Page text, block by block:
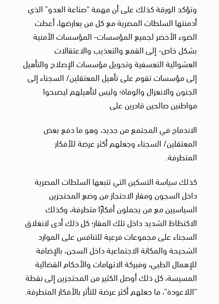
وتؤكد الورقة كذلك على أن مهمة “صناعة العدو” الذي
أدمنتها السلطات المصرية مع كل من يعارضها، أعطت
الضوء الأخضر لجميع المؤسسات- المؤسسات الأمنية
بشكل خاص- إلى القمع والتعذيب والاعتقالات
العشوائية التعسفية وتحويل مؤسسات الإصلاح والتأهيل
إلى مؤسسات تقوم على تأهيل المعتقلين/ السجناء إلى
الجنون والانعزال والوفاة؛ وليس لتأهيلهم ليصبحوا
مواطنين صالحين قادرين على
الاندماج في المجتمع من جديد، وهو ما دفع بعض
المعتقلين/ السجناء وجعلهم أكثر عرضة للأفكار
المتطرفة.
كذلك سياسة التسكين التي تتبعها السلطات المصرية
داخل السجون ومقار الاحتجاز من وضع المحتجزين
السياسيين مع من يحملون أفكارًا متطرفة، وكذلك
الاكتظاظ الشديد داخل تلك المقار؛ كل ذلك أدى لانغلاق
السجناء على مجموعات فرعية للتنافس على الموارد
الشحيحة والمكانة الاجتماعية داخل السجن، بالإضافة
للإهمال الطبي، وفبركة الاتهامات والأحكام القضائية
المسيسة، كل ذلك أوصل الكثير من المحتجزين إلى نقطة
“اللاعودة”، ما جعلهم أكثر عرضة للتأثر بالأفكار المتطرفة.